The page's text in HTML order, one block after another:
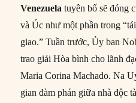
Venezuela tuyên bố sẽ đóng
và Úc như một phần trong
giao.” Tuần trước, Ủy ban
trao giải Hòa bình cho lãnh
Maria Corina Machado. Na
gian đàm phán giữa nhà độc